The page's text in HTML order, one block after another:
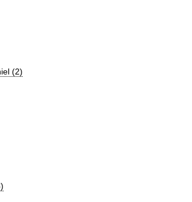
(2)